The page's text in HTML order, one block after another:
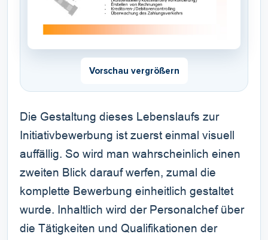
Vorschau vergrößern
Die Gestaltung dieses Lebenslaufs zur
Initiativbewerbung ist zuerst einmal visuell
auffällig. So wird man wahrscheinlich einen
zweiten Blick darauf werfen, zumal die
komplette Bewerbung einheitlich gestaltet
wurde. Inhaltlich wird der Personalchef über
die Tätigkeiten und Qualifikationen der